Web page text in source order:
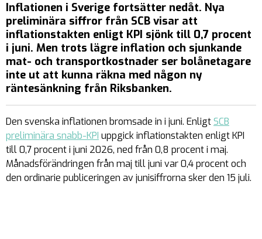
Inflationen i Sverige fortsätter nedåt. Nya
preliminära siffror från SCB visar att
inflationstakten enligt KPI sjönk till 0,7 procent
i juni. Men trots lägre inflation och sjunkande
mat- och transportkostnader ser bolånetagare
inte ut att kunna räkna med någon ny
räntesänkning från Riksbanken.
Den svenska inflationen bromsade in i juni. EnligtSCB
preliminära snabb-KPI uppgick inflationstakten enligt KPI
till 0,7 procent i juni 2026, ned från 0,8 procent i maj.
Månadsförändringen från maj till juni var 0,4 procent och
den ordinarie publiceringen av junisiffrorna sker den 15 juli.